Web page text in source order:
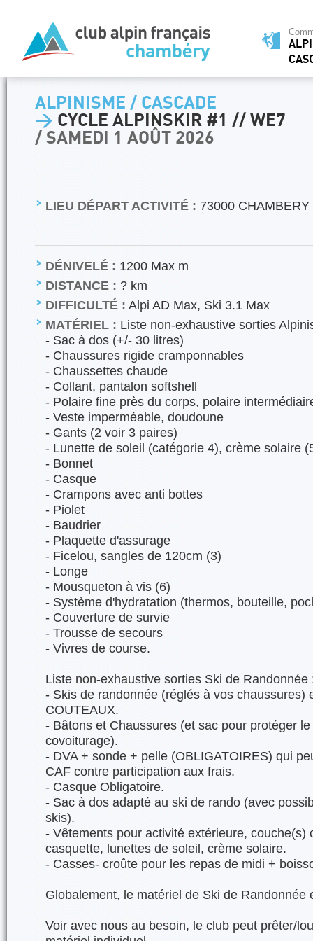
ALPINISME / CASCADE
> CYCLE ALPINSKIR #1 // WE7
/ SAMEDI 1 AOÛT 2026
LIEU DÉPART ACTIVITÉ : 73000 CHAMBERY
DÉNIVELÉ : 1200 Max m
DISTANCE : ? km
DIFFICULTÉ : Alpi AD Max, Ski 3.1 Max
MATÉRIEL : Liste non-exhaustive sorties
- Sac à dos (+/- 30 litres)
- Chaussures rigide cramponnables
- Chaussettes chaude
- Collant, pantalon softshell
- Polaire fine près du corps, polaire
- Veste imperméable, doudoune
- Gants (2 voir 3 paires)
- Lunette de soleil (catégorie 4), crème solaire
- Bonnet
- Casque
- Crampons avec anti bottes
- Piolet
- Baudrier
- Plaquette d'assurage
- Ficelou, sangles de 120cm (3)
- Longe
- Mousqueton à vis (6)
- Système d'hydratation (thermos, bouteille,
- Couverture de survie
- Trousse de secours
- Vivres de course.
Liste non-exhaustive sorties Ski de Randonnée
- Skis de randonnée (réglés à vos chaussures)
COUTEAUX.
- Bâtons et Chaussures (et sac pour protéger
covoiturage).
- DVA + sonde + pelle (OBLIGATOIRES) qui
CAF contre participation aux frais.
- Casque Obligatoire.
- Sac à dos adapté au ski de rando (avec
skis).
- Vêtements pour activité extérieure, couche(s)
casquette, lunettes de soleil, crème solaire.
- Casses- croûte pour les repas de midi +
Globalement, le matériel de Ski de Randonnée
Voir avec nous au besoin, le club peut prêter/